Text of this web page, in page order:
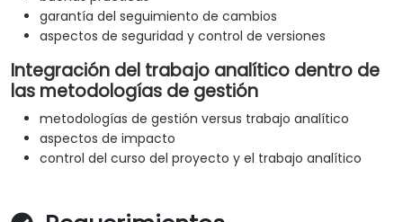
garantía del seguimiento de cambios
aspectos de seguridad y control de versiones
Integración del trabajo analítico dentro de
las metodologías de gestión
metodologías de gestión versus trabajo analítico
aspectos de impacto
control del curso del proyecto y el trabajo analítico